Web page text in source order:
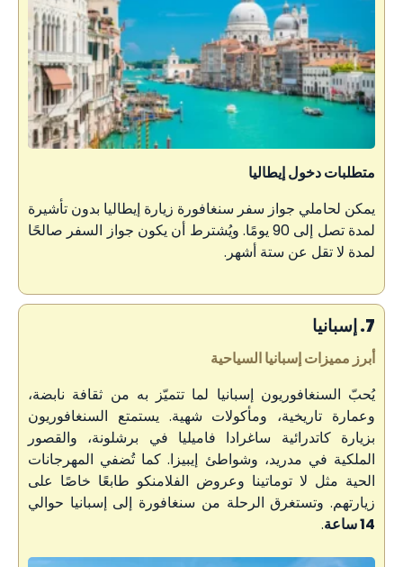
متطلبات دخول إيطاليا
يمكن لحاملي جواز سفر سنغافورة زيارة إيطاليا بدون تأشيرة
لمدة تصل إلى 90 يومًا. ويُشترط أن يكون جواز السفر صالحًا
لمدة لا تقل عن ستة أشهر.
7. إسبانيا
أبرز مميزات إسبانيا السياحية
يُحبّ السنغافوريون إسبانيا لما تتميّز به من ثقافة نابضة،
وعمارة تاريخية، ومأكولات شهية. يستمتع السنغافوريون
بزيارة كاتدرائية ساغرادا فاميليا في برشلونة، والقصور
الملكية في مدريد، وشواطئ إيبيزا. كما تُضفي المهرجانات
الحية مثل لا توماتينا وعروض الفلامنكو طابعًا خاصًا على
زيارتهم. وتستغرق الرحلة من سنغافورة إلى إسبانيا حوالي
14 ساعة
.